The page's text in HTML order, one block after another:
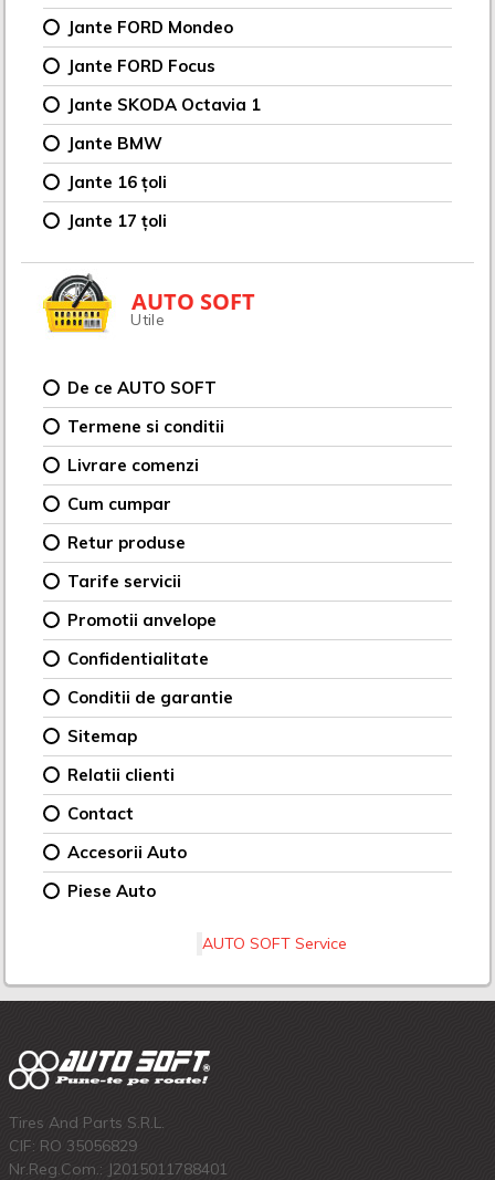
Jante FORD Mondeo
Jante FORD Focus
Jante SKODA Octavia 1
Jante BMW
Jante 16 țoli
Jante 17 țoli
AUTO SOFT
Utile
De ce AUTO SOFT
Termene si conditii
Livrare comenzi
Cum cumpar
Retur produse
Tarife servicii
Promotii anvelope
Confidentialitate
Conditii de garantie
Sitemap
Relatii clienti
Contact
Accesorii Auto
Piese Auto
AUTO SOFT Service
Tires And Parts S.R.L.
CIF: RO 35056829
Nr.Reg.Com.: J2015011788401